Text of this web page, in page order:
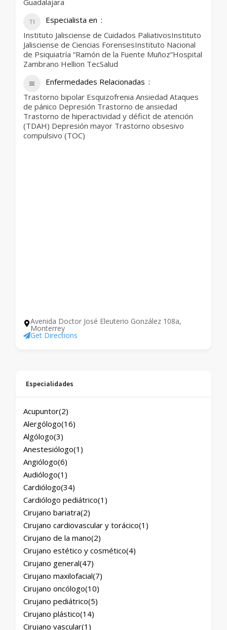
Guadalajara
Especialista en
Instituto Jalisciense de Cuidados PaliativosInstituto
Jalisciense de Ciencias ForensesInstituto Nacional
de Psiquiatría “Ramón de la Fuente Muñoz”Hospital
Zambrano Hellion TecSalud
Enfermedades Relacionadas
Trastorno bipolar Esquizofrenia Ansiedad Ataques
de pánico Depresión Trastorno de ansiedad
Trastorno de hiperactividad y déficit de atención
(TDAH) Depresión mayor Trastorno obsesivo
compulsivo (TOC)
Avenida Doctor José Eleuterio González 108a,
Monterrey
Get Directions
Especialidades
Acupuntor(2)
Alergólogo(16)
Algólogo(3)
Anestesiólogo(1)
Angiólogo(6)
Audiólogo(1)
Cardiólogo(34)
Cardiólogo pediátrico(1)
Cirujano bariatra(2)
Cirujano cardiovascular y torácico(1)
Cirujano de la mano(2)
Cirujano estético y cosmético(4)
Cirujano general(47)
Cirujano maxilofacial(7)
Cirujano oncólogo(10)
Cirujano pediátrico(5)
Cirujano plástico(14)
Cirujano vascular(1)